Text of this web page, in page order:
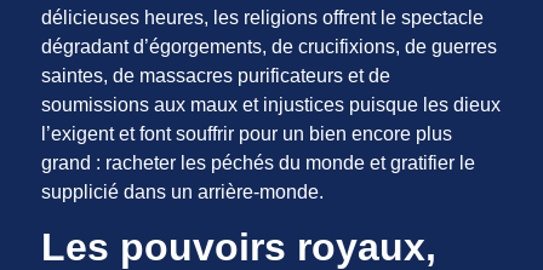
délicieuses heures, les religions offrent le spectacle
dégradant d’égorgements, de crucifixions, de guerres
saintes, de massacres purificateurs et de
soumissions aux maux et injustices puisque les dieux
l’exigent et font souffrir pour un bien encore plus
grand : racheter les péchés du monde et gratifier le
supplicié dans un arrière-monde.
Les pouvoirs royaux,